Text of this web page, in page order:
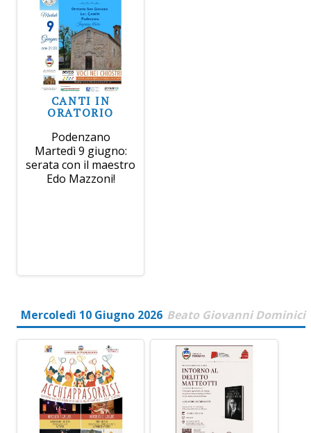
CANTI IN
ORATORIO
Podenzano
Martedì 9 giugno:
serata con il maestro
Edo Mazzoni!
Mercoledì 10 Giugno 2026 Beato Giovanni Dominici